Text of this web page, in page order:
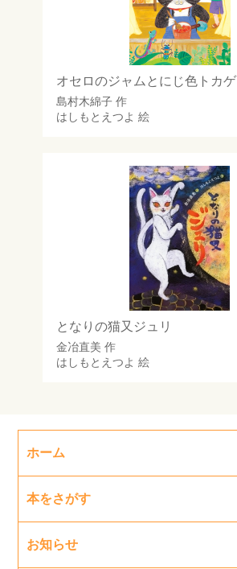
オセロのジャムとにじ色トカゲ
島村木綿子作
はしもとえつよ 絵
となりの猫又ジュリ
金冶直美 作
はしもとえつよ 絵
ホーム
本をさがす
お知らせ